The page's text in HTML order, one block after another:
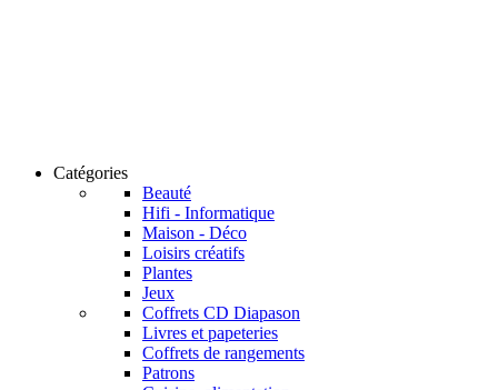
Catégories
Beauté
Hifi - Informatique
Maison - Déco
Loisirs créatifs
Plantes
Jeux
Coffrets CD Diapason
Livres et papeteries
Coffrets de rangements
Patrons